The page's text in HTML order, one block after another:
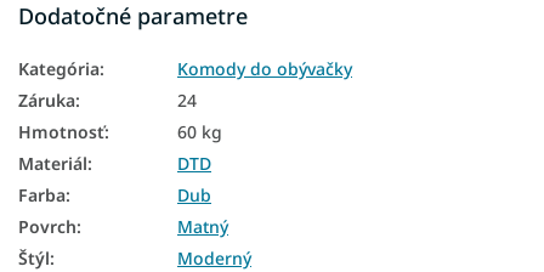
Kolekcia SKY
Komody dub
Moderné komody
Komody na nožičkách
Zásuvkové komody
Moderné komody do obývačky
Dodatočné parametre
Kategória:
Komody do obývačky
Záruka:
24
Hmotnosť:
60 kg
Materiál:
DTD
Farba:
Dub
Povrch:
Matný
Štýl:
Moderný